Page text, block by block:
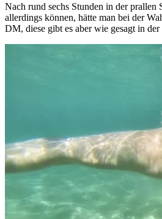
Nach rund sechs Stunden in der prallen
allerdings können, hätte man bei der
DM, diese gibt es aber wie gesagt in